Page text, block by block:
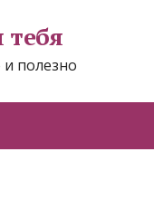
тебя
полезно